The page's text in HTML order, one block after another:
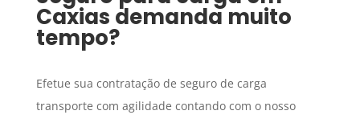
Caxias demanda muito
tempo?
Efetue sua contratação de seguro de carga
transporte com agilidade contando com o nosso